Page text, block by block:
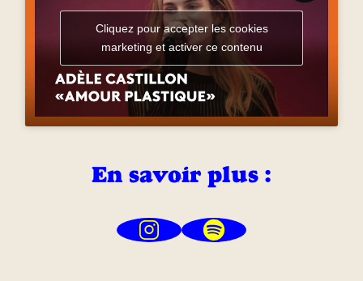
Cliquez pour accepter les cookies
marketing et activer ce contenu
En savoir plus :